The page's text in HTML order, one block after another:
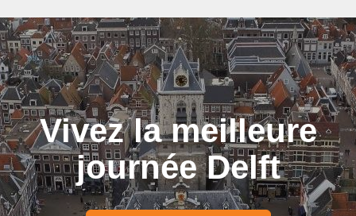
Vivez la meilleure
journée Delft